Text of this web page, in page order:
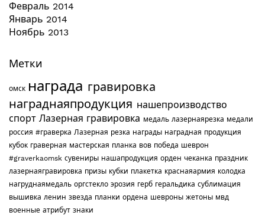
Февраль 2014
Январь 2014
Ноябрь 2013
Метки
омск награда гравировка
награднаяпродукция нашепроизводство
спорт Лазерная гравировка медаль лазернаярезка медали
россия #граверка Лазерная резка награды наградная продукция
кубок граверная мастерская планка вов победа шеврон
#graverkaomsk сувениры нашапродукция орден чеканка праздник
лазернаягравировка призы кубки плакетка краснаяармия колодка
нагруднаямедаль оргстекло эрозия герб геральдика сублимация
вышивка ленин звезда планки ордена шевроны жетоны мвд
военные атрибут знаки